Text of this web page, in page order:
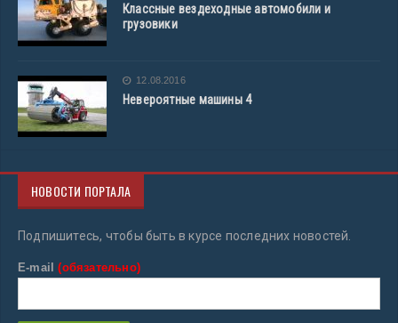
Классные вездеходные автомобили и
грузовики
12.08.2016
Невероятные машины 4
НОВОСТИ ПОРТАЛА
Подпишитесь, чтобы быть в курсе последних новостей.
E-mail(обязательно)